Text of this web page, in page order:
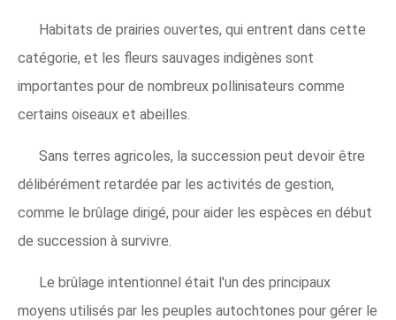
Habitats de prairies ouvertes, qui entrent dans cette
catégorie, et les fleurs sauvages indigènes sont
importantes pour de nombreux pollinisateurs comme
certains oiseaux et abeilles.
Sans terres agricoles, la succession peut devoir être
délibérément retardée par les activités de gestion,
comme le brûlage dirigé, pour aider les espèces en début
de succession à survivre.
Le brûlage intentionnel était l'un des principaux
moyens utilisés par les peuples autochtones pour gérer le